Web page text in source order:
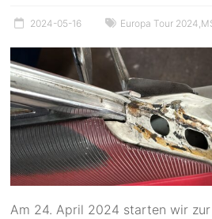
2024-05-16 Europa Tour 2024
Am 24. April 2024 starten wir